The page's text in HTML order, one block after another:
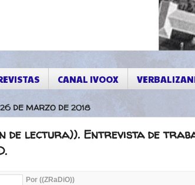
CANAL IVOOX
DE MARZO DE 2018
de lectura)). Entrevista de